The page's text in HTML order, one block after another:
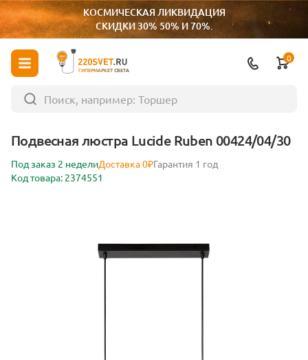
КОСМИЧЕСКАЯ ЛИКВИДАЦИЯ
СКИДКИ 30% 50% И 70%.
ГИПЕРМАРКЕТ СВЕТА
0
Подвесная люстра Lucide Ruben 00424/04/30
Под заказ 2 неделиДоставка 0₽Гарантия 1 год
Код товара: 2374551